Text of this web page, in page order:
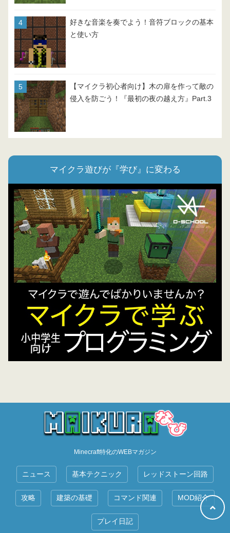
好きな音楽を奏でよう！音符ブロックの基本
と使い方
【マイクラ初心者向け】木の扉を作って敵の
侵入を防ごう！『最初の夜の越え方』Part.3
マイクラ遊びが『学び』に変わる
Minecraft特化のWEBマガジン
ニュース 基本テクニック レッドストーン回路
攻略 建築の基礎 コマンド関連 MOD紹介
プレイ日記